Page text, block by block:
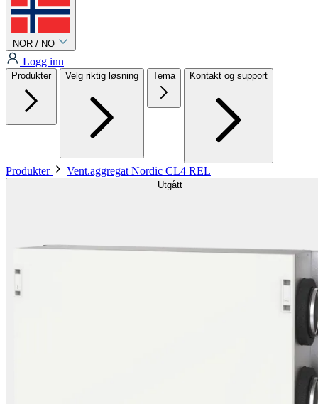
NOR / NO
Logg inn
Produkter Velg riktig løsning Tema Kontakt og support
Produkter Vent.aggregat Nordic CL4 REL
Utgått